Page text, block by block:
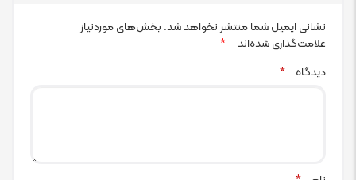
نشانی ایمیل شما منتشر نخواهد شد. بخش‌های موردنیاز
علامت‌گذاری شده‌اند
*
دیدگاه
*